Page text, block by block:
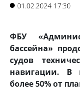
01.02.2024 17:30
ФБУ
бассейна»
судов
навигации. В
более 50% от